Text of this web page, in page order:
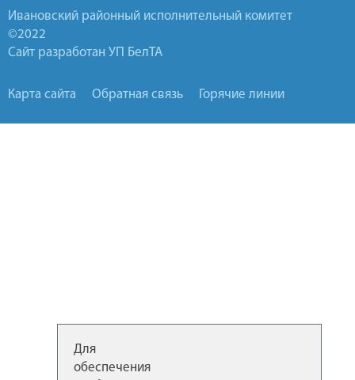
Ивановский районный исполнительный комитет
©2022
Сайт разработан УП БелТА
Карта сайта Обратная связь Горячие линии
Для
обеспечения